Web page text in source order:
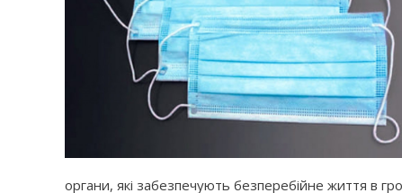
органи, які забезпечують безперебійне життя в